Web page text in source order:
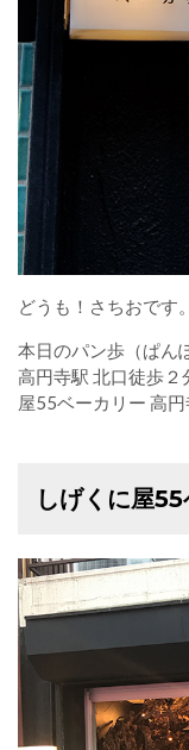
どうも！さちおです。
本日のパン歩（ぱん
高円寺駅 北口徒歩
屋55ベーカリー 高
しげくに屋